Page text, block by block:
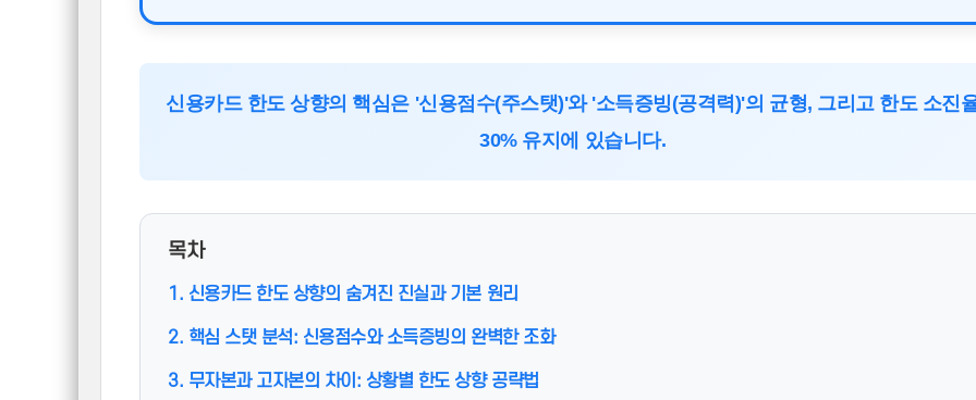
신용카드 한도 상향의 핵심은 '신용점수(주스탯)'와 '소득증빙(공격력)'의 균형, 그리고 한도 소진
30% 유지에 있습니다.
목차
1. 신용카드 한도 상향의 숨겨진 진실과 기본 원리
2. 핵심 스탯 분석: 신용점수와 소득증빙의 완벽한 조화
3. 무자본과 고자본의 차이: 상황별 한도 상향 공략법